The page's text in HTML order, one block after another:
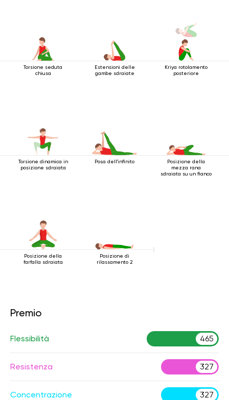
Torsione seduta
chiusa
Estensioni delle
gambe sdraiate
Kriya rotolamento
posteriore
Torsione dinamica in
posizione sdraiata
Posa dell'infinito
Posizione della
mezza rana
sdraiata su un fianco
Posizione della
farfalla sdraiata
Posizione di
rilassamento 2
Premio
Flessibilità 465
Resistenza 327
Concentrazione 327